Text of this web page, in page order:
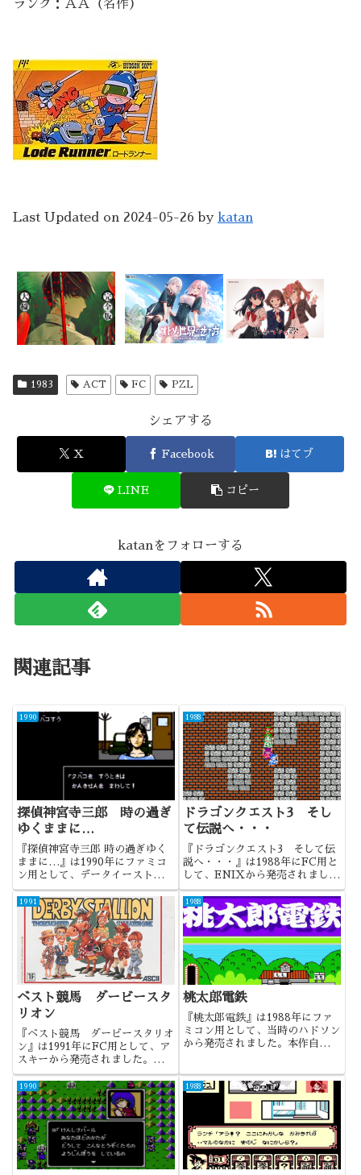
ランク：ＡＡ（名作）
Last Updated on 2024-05-26 by katan
1983 ACT FC PZL
シェアする
X Facebook はてブ
LINE コピー
katanをフォローする
関連記事
1990
探偵神宮寺三郎 時の過ぎ
ゆくままに…
『探偵神宮寺三郎 時の過ぎゆく
ままに…』は1990年にファミコ
ン用として、データイーストから
発売されました。神宮寺三郎シリ
ーズ4作目。何の因果か、ディス
ク→ＦＣ→ディスク→ＦＣと交互
に発売されています。以後はＰＳ
時代まで間がありますので、初...
1988
ドラゴンクエスト3 そし
て伝説へ・・・
『ドラゴンクエスト3 そして伝
説へ・・・』は1988年にFC用と
して、ENIXから発売されまし
た。日本で一番有名なRPGっ
て、今でもこの作品なのでしょう
か。FCどころかSFCも知らない
世代が増えてきてますからね、最
近のことはよくわかりません...
1991
ベスト競馬 ダービースタ
リオン
『ベスト競馬 ダービースタリオ
ン』は1991年にFC用として、ア
スキーから発売されました。競走
馬調教SLGの元祖として有名
な、いわゆるダビスタの１作目に
なります。
1988
桃太郎電鉄
『桃太郎電鉄』は1988年にファ
ミコン用として、当時のハドソン
から発売されました。本作自体は
る人も多いでしょう。当時は、桃
伝よりも桃鉄の方が有名になると
は思いもしませんでしたね。
1990 1988